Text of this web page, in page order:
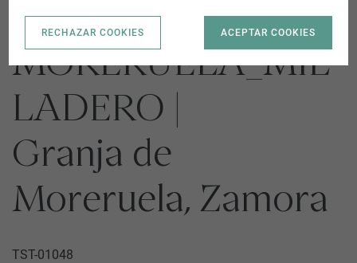
GRANJA DE
MORERUELA_MIL
LADERO |
Granja de
Moreruela, Zamora
TST-01048
RECHAZAR COOKIES ACEPTAR COOKIES